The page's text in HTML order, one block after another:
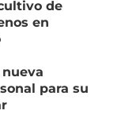
de
en
para su